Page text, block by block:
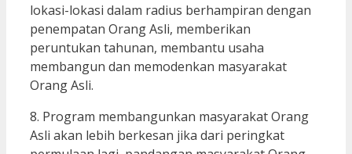
lokasi-lokasi dalam radius berhampiran dengan
penempatan Orang Asli, memberikan
peruntukan tahunan, membantu usaha
membangun dan memodenkan masyarakat
Orang Asli.
8. Program membangunkan masyarakat Orang
Asli akan lebih berkesan jika dari peringkat